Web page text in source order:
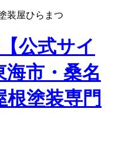
装屋ひらまつ